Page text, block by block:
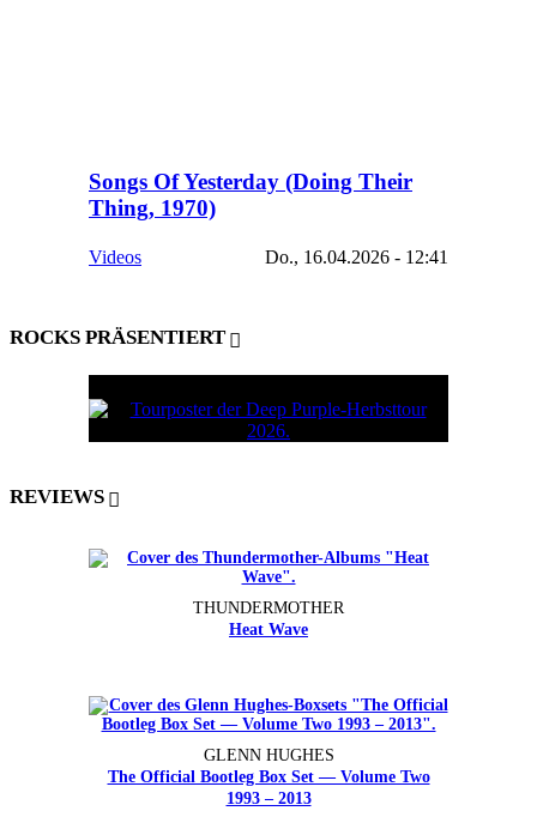
Songs Of Yesterday (Doing Their
Thing, 1970)
Videos Do., 16.04.2026 - 12:41
ROCKS PRÄSENTIERT
REVIEWS
THUNDERMOTHER
Heat Wave
GLENN HUGHES
The Official Bootleg Box Set — Volume Two
1993 – 2013